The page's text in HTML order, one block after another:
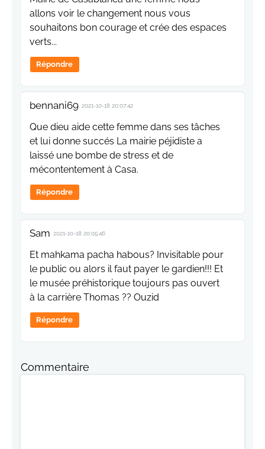
allons voir le changement nous vous
souhaitons bon courage et crée des espaces
verts...
Répondre
bennani69 2021-10-18 20:07:42
Que dieu aide cette femme dans ses tâches
et lui donne succés La mairie péjidiste a
laissé une bombe de stress et de
mécontentement à Casa.
Répondre
Sam 2021-10-18 20:05:46
Et mahkama pacha habous? Invisitable pour
le public ou alors il faut payer le gardien!!! Et
le musée préhistorique toujours pas ouvert
à la carrière Thomas ?? Ouzid
Répondre
Commentaire